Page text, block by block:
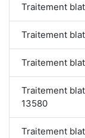
Traitement
Traitement
Traitement
Traitement
13580
Traitement